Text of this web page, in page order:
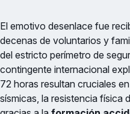
El emotivo desenlace fue
decenas de voluntarios y
del estricto perímetro de
contingente internacional
72 horas resultan cruciales
sísmicas, la resistencia física